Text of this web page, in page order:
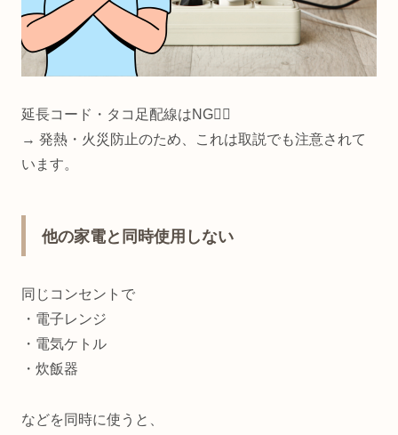
延長コード・タコ足配線はNG🙅‍♀️
→ 発熱・火災防止のため、これは取説でも注意されて
います。
他の家電と同時使用しない
同じコンセントで
・電子レンジ
・電気ケトル
・炊飯器
などを同時に使うと、